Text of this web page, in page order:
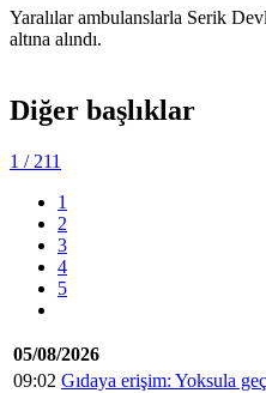
Yaralılar ambulanslarla Serik
altına alındı.
Diğer başlıklar
1 / 211
1
2
3
4
5
05/08/2026
09:02 Gıdaya erişim: Yoksula